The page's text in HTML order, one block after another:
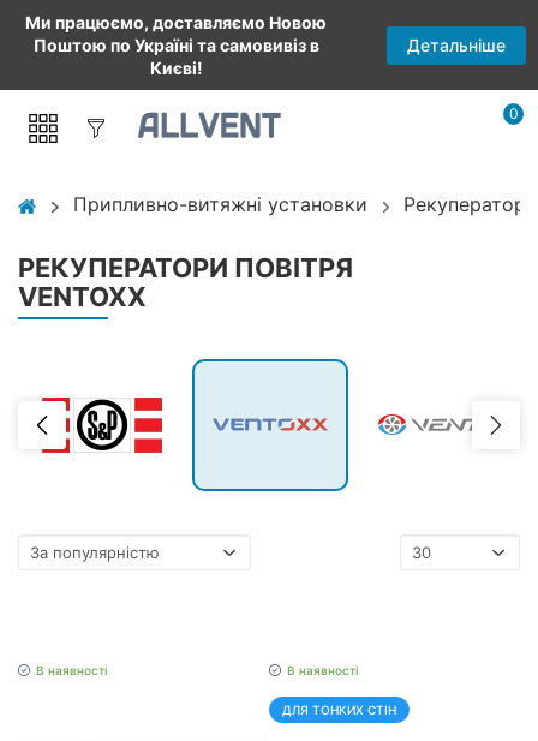
Ми працюємо, доставляємо Новою
Поштою по Україні та самовивіз в
Києві!
Детальніше
0
Припливно-витяжні установки
РЕКУПЕРАТОРИ ПОВІТРЯ
VENTOXX
В наявності В наявності
ДЛЯ ТОНКИХ СТІН